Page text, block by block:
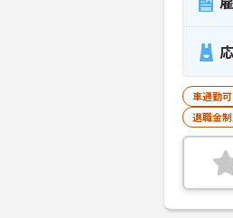
車通勤可
退職金